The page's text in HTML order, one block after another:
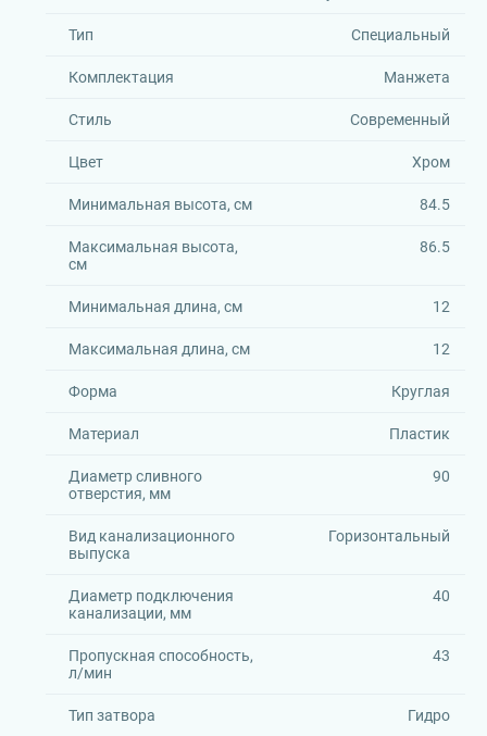
Тип Специальный
Комплектация Манжета
Стиль Современный
Цвет Хром
Минимальная высота, см 84.5
Максимальная высота,
см
86.5
Минимальная длина, см 12
Максимальная длина, см 12
Форма Круглая
Материал Пластик
Диаметр сливного
отверстия, мм
90
Вид канализационного
выпуска
Горизонтальный
Диаметр подключения
канализации, мм
40
Пропускная способность,
л/мин
43
Тип затвора Гидро